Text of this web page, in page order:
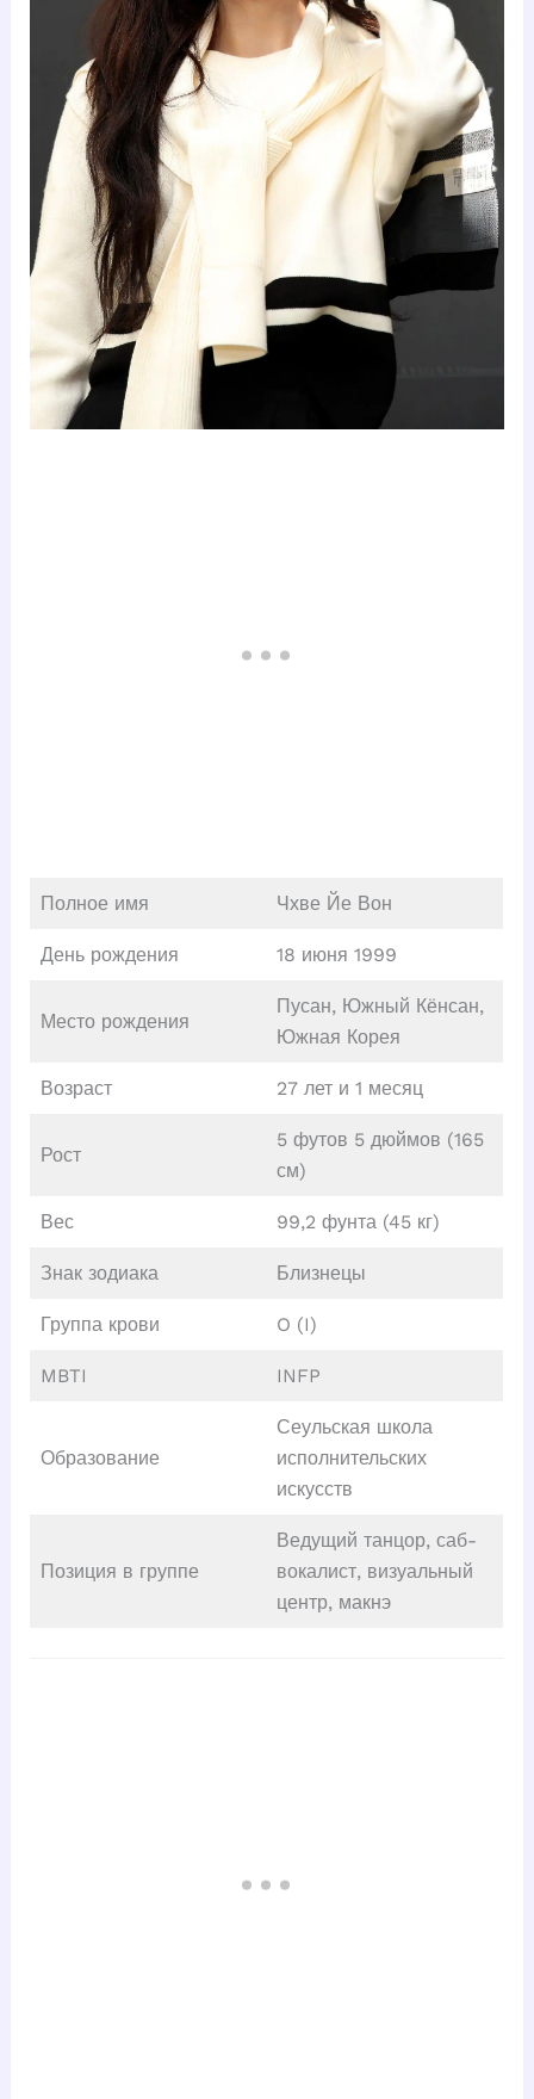
Полное имя Чхве Йе Вон
День рождения 18 июня 1999
Место рождения
Пусан, Южный Кёнсан,
Южная Корея
Возраст 27 лет и 1 месяц
Рост
5 футов 5 дюймов (165
см)
Вес 99,2 фунта (45 кг)
Знак зодиака Близнецы
Группа крови O (I)
MBTI INFP
Образование
Сеульская школа
исполнительских
искусств
Позиция в группе
Ведущий танцор, саб-
вокалист, визуальный
центр, макнэ